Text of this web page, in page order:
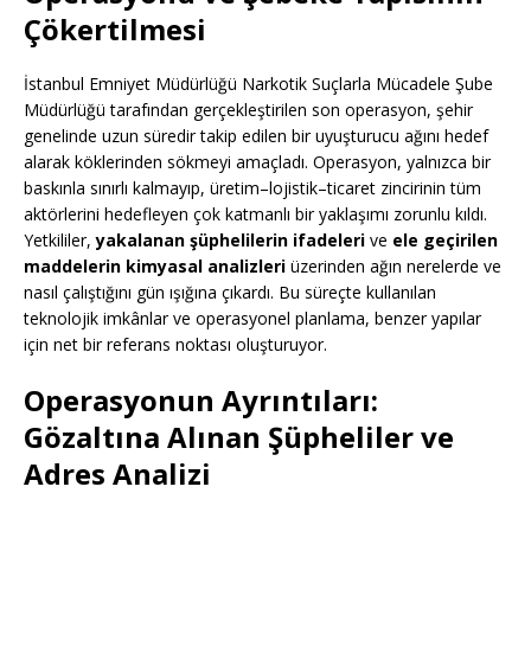
Çökertilmesi
İstanbul Emniyet Müdürlüğü Narkotik Suçlarla Mücadele Şube
Müdürlüğü tarafından gerçekleştirilen son operasyon, şehir
genelinde uzun süredir takip edilen bir uyuşturucu ağını hedef
alarak köklerinden sökmeyi amaçladı. Operasyon, yalnızca bir
baskınla sınırlı kalmayıp, üretim–lojistik–ticaret zincirinin tüm
aktörlerini hedefleyen çok katmanlı bir yaklaşımı zorunlu kıldı.
Yetkililer,yakalanan şüphelilerin ifadeleri ve ele geçirilen
maddelerin kimyasal analizleri üzerinden ağın nerelerde ve
nasıl çalıştığını gün ışığına çıkardı. Bu süreçte kullanılan
teknolojik imkânlar ve operasyonel planlama, benzer yapılar
için net bir referans noktası oluşturuyor.
Operasyonun Ayrıntıları:
Gözaltına Alınan Şüpheliler ve
Adres Analizi